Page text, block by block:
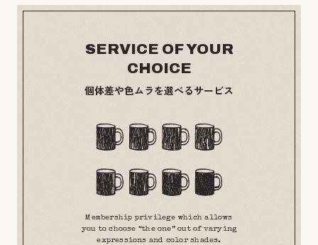
SERVICE OF YOUR
CHOICE
個体差や色ムラを選べるサービス
Membership privilege which allows
you to choose “the one” out of varying
expressions and color shades.